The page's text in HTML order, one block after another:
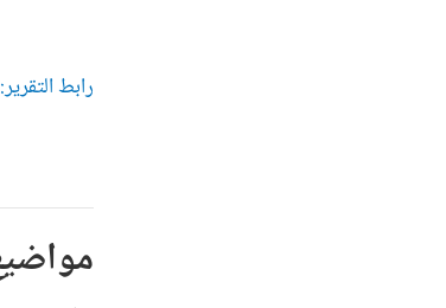
رابط